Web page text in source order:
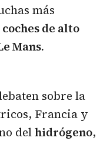
más
de alto
Mans.
sobre la
Francia y
delhidrógeno,